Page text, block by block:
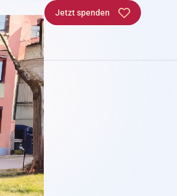
Jetzt spenden